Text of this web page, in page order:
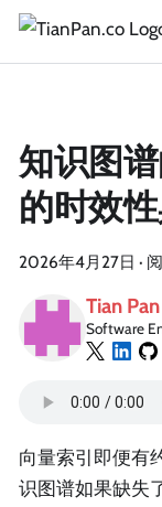
知识图
的时效
2026年4月27日 ·
Tian Pan
Software
向量索引即便有
识图谱如果缺失